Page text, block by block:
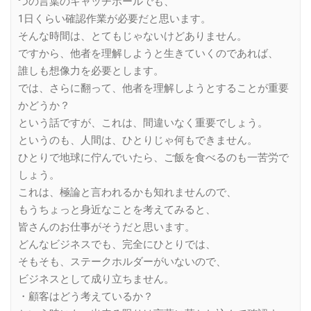
1日くらい確認作業が必要だと思います。
そんな時間は、とてもじゃないけどありません。
ですから、他者を理解しようと生きていくのであれば、
誰しも想像力を必要とします。
では、さらに翻って、他者を理解しようとすることが重要
かどうか？
という話ですが、これは、間違いなく重要でしょう。
というのも、人間は、ひとりじゃ何もできません。
ひとりで地球に佇んでいたら、ご飯を食べるのも一苦労で
しょう。
これは、極論と言われるかも知れませんので、
もうちょっと身近なことを考えてみると、
皆さんのお仕事がそうだと思います。
どんなビジネスでも、完全にひとりでは、
そもそも、ステークホルダーがいないので、
ビジネスとして成り立ちません。
・顧客はどう考えているか？